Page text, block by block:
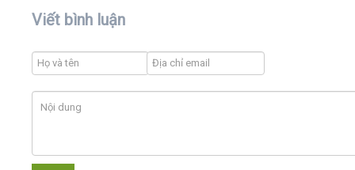
Viết bình luận